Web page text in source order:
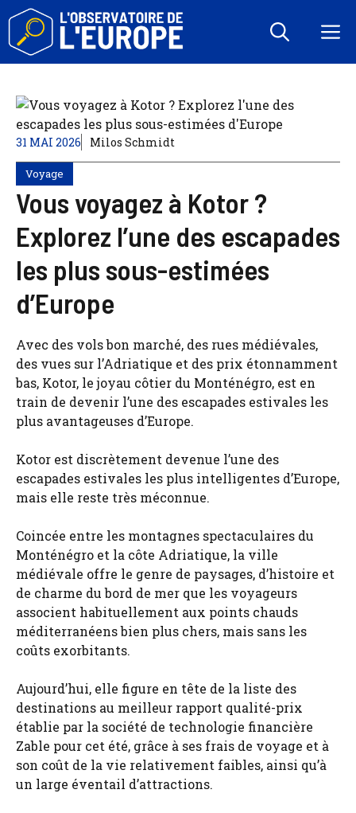
Aller
contenu
31 MAI 2026 Milos Schmidt
Voyage
Vous voyagez à Kotor ?
Explorez l’une des escapades
les plus sous-estimées
d’Europe
Avec des vols bon marché, des rues médiévales,
des vues sur l’Adriatique et des prix étonnamment
bas, Kotor, le joyau côtier du Monténégro, est en
train de devenir l’une des escapades estivales les
plus avantageuses d’Europe.
Kotor est discrètement devenue l’une des
escapades estivales les plus intelligentes d’Europe,
mais elle reste très méconnue.
Coincée entre les montagnes spectaculaires du
Monténégro et la côte Adriatique, la ville
médiévale offre le genre de paysages, d’histoire et
de charme du bord de mer que les voyageurs
associent habituellement aux points chauds
méditerranéens bien plus chers, mais sans les
coûts exorbitants.
Aujourd’hui, elle figure en tête de la liste des
destinations au meilleur rapport qualité-prix
établie par la société de technologie financière
Zable pour cet été, grâce à ses frais de voyage et à
son coût de la vie relativement faibles, ainsi qu’à
un large éventail d’attractions.